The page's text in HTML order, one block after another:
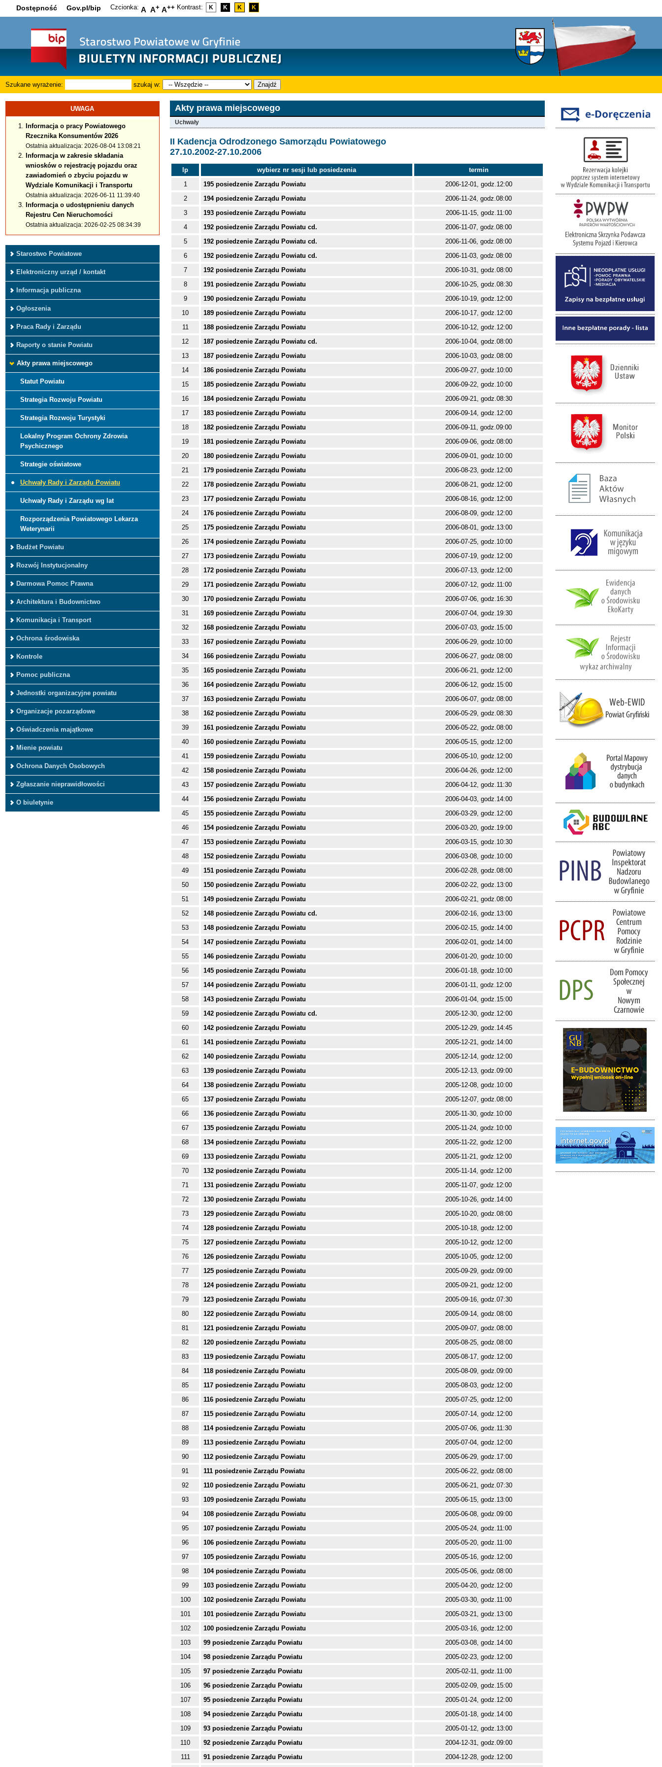
Dostępność Gov.pl/bip Czcionka: A A+ A++ Kontrast: K K K K
Szukane wyrażenie: szukaj w: Znajdź
UWAGA
Informacja o pracy Powiatowego
Rzecznika Konsumentów 2026
Ostatnia aktualizacja: 2026-08-04 13:08:21
Informacja w zakresie składania
wniosków o rejestrację pojazdu oraz
zawiadomień o zbyciu pojazdu w
Wydziale Komunikacji i Transportu
Ostatnia aktualizacja: 2026-06-11 11:39:40
Informacja o udostępnieniu danych
Rejestru Cen Nieruchomości
Ostatnia aktualizacja: 2026-02-25 08:34:39
Starostwo Powiatowe
Elektroniczny urząd / kontakt
Informacja publiczna
Ogłoszenia
Praca Rady i Zarządu
Raporty o stanie Powiatu
Akty prawa miejscowego
Statut Powiatu
Strategia Rozwoju Powiatu
Strategia Rozwoju Turystyki
Lokalny Program Ochrony Zdrowia
Psychicznego
Strategie oświatowe
Uchwały Rady i Zarządu Powiatu
Uchwały Rady i Zarządu wg lat
Rozporządzenia Powiatowego Lekarza
Weterynarii
Budżet Powiatu
Rozwój Instytucjonalny
Darmowa Pomoc Prawna
Architektura i Budownictwo
Komunikacja i Transport
Ochrona środowiska
Kontrole
Pomoc publiczna
Jednostki organizacyjne powiatu
Organizacje pozarządowe
Oświadczenia majątkowe
Mienie powiatu
Ochrona Danych Osobowych
Zgłaszanie nieprawidłowości
O biuletynie
Akty prawa miejscowego
Uchwały
II Kadencja Odrodzonego Samorządu Powiatowego
27.10.2002-27.10.2006
lp wybierz nr sesji lub posiedzenia
termin
1
195 posiedzenie Zarządu Powiatu
2006-12-01, godz.12:00
2
194 posiedzenie Zarządu Powiatu
2006-11-24, godz.08:00
3
193 posiedzenie Zarządu Powiatu
2006-11-15, godz.11:00
4
192 posiedzenie Zarządu Powiatu cd.
2006-11-07, godz.08:00
5
192 posiedzenie Zarządu Powiatu cd.
2006-11-06, godz.08:00
6
192 posiedzenie Zarządu Powiatu cd.
2006-11-03, godz.08:00
7
192 posiedzenie Zarządu Powiatu
2006-10-31, godz.08:00
8
191 posiedzenie Zarządu Powiatu
2006-10-25, godz.08:30
9
190 posiedzenie Zarządu Powiatu
2006-10-19, godz.12:00
10
189 posiedzenie Zarządu Powiatu
2006-10-17, godz.12:00
11
188 posiedzenie Zarządu Powiatu
2006-10-12, godz.12:00
12
187 posiedzenie Zarządu Powiatu cd.
2006-10-04, godz.08:00
13
187 posiedzenie Zarządu Powiatu
2006-10-03, godz.08:00
14
186 posiedzenie Zarządu Powiatu
2006-09-27, godz.10:00
15
185 posiedzenie Zarządu Powiatu
2006-09-22, godz.10:00
16
184 posiedzenie Zarządu Powiatu
2006-09-21, godz.08:30
17
183 posiedzenie Zarządu Powiatu
2006-09-14, godz.12:00
18
182 posiedzenie Zarządu Powiatu
2006-09-11, godz.09:00
19
181 posiedzenie Zarządu Powiatu
2006-09-06, godz.08:00
20
180 posiedzenie Zarządu Powiatu
2006-09-01, godz.10:00
21
179 posiedzenie Zarządu Powiatu
2006-08-23, godz.12:00
22
178 posiedzenie Zarządu Powiatu
2006-08-21, godz.12:00
23
177 posiedzenie Zarządu Powiatu
2006-08-16, godz.12:00
24
176 posiedzenie Zarządu Powiatu
2006-08-09, godz.12:00
25
175 posiedzenie Zarządu Powiatu
2006-08-01, godz.13:00
26
174 posiedzenie Zarządu Powiatu
2006-07-25, godz.10:00
27
173 posiedzenie Zarządu Powiatu
2006-07-19, godz.12:00
28
172 posiedzenie Zarządu Powiatu
2006-07-13, godz.12:00
29
171 posiedzenie Zarządu Powiatu
2006-07-12, godz.11:00
30
170 posiedzenie Zarządu Powiatu
2006-07-06, godz.16:30
31
169 posiedzenie Zarządu Powiatu
2006-07-04, godz.19:30
32
168 posiedzenie Zarządu Powiatu
2006-07-03, godz.15:00
33
167 posiedzenie Zarządu Powiatu
2006-06-29, godz.10:00
34
166 posiedzenie Zarządu Powiatu
2006-06-27, godz.08:00
35
165 posiedzenie Zarządu Powiatu
2006-06-21, godz.12:00
36
164 posiedzenie Zarządu Powiatu
2006-06-12, godz.15:00
37
163 posiedzenie Zarządu Powiatu
2006-06-07, godz.08:00
38
162 posiedzenie Zarządu Powiatu
2006-05-29, godz.08:30
39
161 posiedzenie Zarządu Powiatu
2006-05-22, godz.08:00
40
160 posiedzenie Zarządu Powiatu
2006-05-15, godz.12:00
41
159 posiedzenie Zarządu Powiatu
2006-05-10, godz.12:00
42
158 posiedzenie Zarządu Powiatu
2006-04-26, godz.12:00
43
157 posiedzenie Zarządu Powiatu
2006-04-12, godz.11:30
44
156 posiedzenie Zarządu Powiatu
2006-04-03, godz.14:00
45
155 posiedzenie Zarządu Powiatu
2006-03-29, godz.12:00
46
154 posiedzenie Zarządu Powiatu
2006-03-20, godz.19:00
47
153 posiedzenie Zarządu Powiatu
2006-03-15, godz.10:30
48
152 posiedzenie Zarządu Powiatu
2006-03-08, godz.10:00
49
151 posiedzenie Zarządu Powiatu
2006-02-28, godz.08:00
50
150 posiedzenie Zarządu Powiatu
2006-02-22, godz.13:00
51
149 posiedzenie Zarządu Powiatu
2006-02-21, godz.08:00
52
148 posiedzenie Zarządu Powiatu cd.
2006-02-16, godz.13:00
53
148 posiedzenie Zarządu Powiatu
2006-02-15, godz.14:00
54
147 posiedzenie Zarządu Powiatu
2006-02-01, godz.14:00
55
146 posiedzenie Zarządu Powiatu
2006-01-20, godz.10:00
56
145 posiedzenie Zarządu Powiatu
2006-01-18, godz.10:00
57
144 posiedzenie Zarządu Powiatu
2006-01-11, godz.12:00
58
143 posiedzenie Zarządu Powiatu
2006-01-04, godz.15:00
59
142 posiedzenie Zarządu Powiatu cd.
2005-12-30, godz.12:00
60
142 posiedzenie Zarządu Powiatu
2005-12-29, godz.14:45
61
141 posiedzenie Zarządu Powiatu
2005-12-21, godz.14:00
62
140 posiedzenie Zarządu Powiatu
2005-12-14, godz.12:00
63
139 posiedzenie Zarządu Powiatu
2005-12-13, godz.09:00
64
138 posiedzenie Zarządu Powiatu
2005-12-08, godz.10:00
65
137 posiedzenie Zarządu Powiatu
2005-12-07, godz.08:00
66
136 posiedzenie Zarządu Powiatu
2005-11-30, godz.10:00
67
135 posiedzenie Zarządu Powiatu
2005-11-24, godz.10:00
68
134 posiedzenie Zarządu Powiatu
2005-11-22, godz.12:00
69
133 posiedzenie Zarządu Powiatu
2005-11-21, godz.12:00
70
132 posiedzenie Zarządu Powiatu
2005-11-14, godz.12:00
71
131 posiedzenie Zarządu Powiatu
2005-11-07, godz.12:00
72
130 posiedzenie Zarządu Powiatu
2005-10-26, godz.14:00
73
129 posiedzenie Zarządu Powiatu
2005-10-20, godz.08:00
74
128 posiedzenie Zarządu Powiatu
2005-10-18, godz.12:00
75
127 posiedzenie Zarządu Powiatu
2005-10-12, godz.12:00
76
126 posiedzenie Zarządu Powiatu
2005-10-05, godz.12:00
77
125 posiedzenie Zarządu Powiatu
2005-09-29, godz.09:00
78
124 posiedzenie Zarządu Powiatu
2005-09-21, godz.12:00
79
123 posiedzenie Zarządu Powiatu
2005-09-16, godz.07:30
80
122 posiedzenie Zarządu Powiatu
2005-09-14, godz.08:00
81
121 posiedzenie Zarządu Powiatu
2005-09-07, godz.08:00
82
120 posiedzenie Zarządu Powiatu
2005-08-25, godz.08:00
83
119 posiedzenie Zarządu Powiatu
2005-08-17, godz.12:00
84
118 posiedzenie Zarządu Powiatu
2005-08-09, godz.09:00
85
117 posiedzenie Zarządu Powiatu
2005-08-03, godz.12:00
86
116 posiedzenie Zarządu Powiatu
2005-07-25, godz.12:00
87
115 posiedzenie Zarządu Powiatu
2005-07-14, godz.12:00
88
114 posiedzenie Zarządu Powiatu
2005-07-06, godz.11:30
89
113 posiedzenie Zarządu Powiatu
2005-07-04, godz.12:00
90
112 posiedzenie Zarządu Powiatu
2005-06-29, godz.17:00
91
111 posiedzenie Zarządu Powiatu
2005-06-22, godz.08:00
92
110 posiedzenie Zarządu Powiatu
2005-06-21, godz.07:30
93
109 posiedzenie Zarządu Powiatu
2005-06-15, godz.13:00
94
108 posiedzenie Zarządu Powiatu
2005-06-08, godz.09:00
95
107 posiedzenie Zarządu Powiatu
2005-05-24, godz.11:00
96
106 posiedzenie Zarządu Powiatu
2005-05-20, godz.11:00
97
105 posiedzenie Zarządu Powiatu
2005-05-16, godz.12:00
98
104 posiedzenie Zarządu Powiatu
2005-05-06, godz.08:00
99
103 posiedzenie Zarządu Powiatu
2005-04-20, godz.12:00
100
102 posiedzenie Zarządu Powiatu
2005-03-30, godz.11:00
101
101 posiedzenie Zarządu Powiatu
2005-03-21, godz.13:00
102
100 posiedzenie Zarządu Powiatu
2005-03-16, godz.12:00
103
99 posiedzenie Zarządu Powiatu
2005-03-08, godz.14:00
104
98 posiedzenie Zarządu Powiatu
2005-02-23, godz.12:00
105
97 posiedzenie Zarządu Powiatu
2005-02-11, godz.11:00
106
96 posiedzenie Zarządu Powiatu
2005-02-09, godz.15:00
107
95 posiedzenie Zarządu Powiatu
2005-01-24, godz.12:00
108
94 posiedzenie Zarządu Powiatu
2005-01-18, godz.14:00
109
93 posiedzenie Zarządu Powiatu
2005-01-12, godz.13:00
110
92 posiedzenie Zarządu Powiatu
2004-12-31, godz.09:00
111
91 posiedzenie Zarządu Powiatu 2004-12-28, godz.12:00